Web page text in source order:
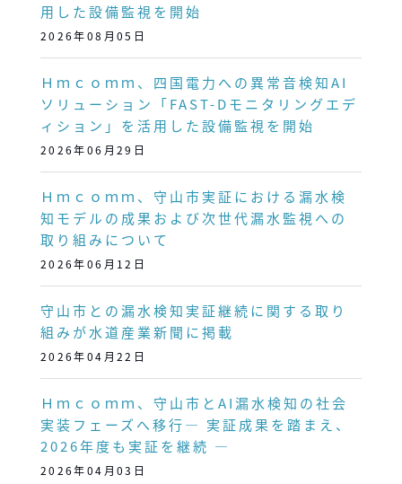
用した設備監視を開始
2026年08月05日
Ｈｍｃｏｍｍ、四国電力への異常音検知AI
ソリューション「FAST-Dモニタリングエデ
ィション」を活用した設備監視を開始
2026年06月29日
Ｈｍｃｏｍｍ、守山市実証における漏水検
知モデルの成果および次世代漏水監視への
取り組みについて
2026年06月12日
守山市との漏水検知実証継続に関する取り
組みが水道産業新聞に掲載
2026年04月22日
Ｈｍｃｏｍｍ、守山市とAI漏水検知の社会
実装フェーズへ移行― 実証成果を踏まえ、
2026年度も実証を継続 ―
2026年04月03日